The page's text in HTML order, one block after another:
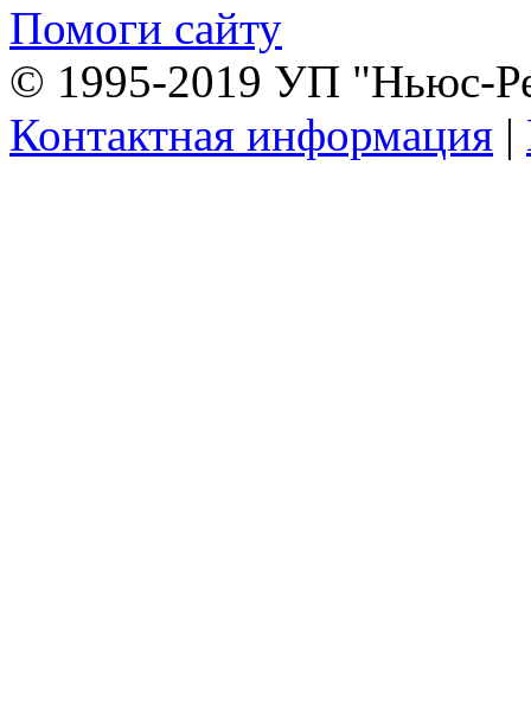
Помоги сайту
© 1995-2019 УП "Ньюс-
Контактная информация |